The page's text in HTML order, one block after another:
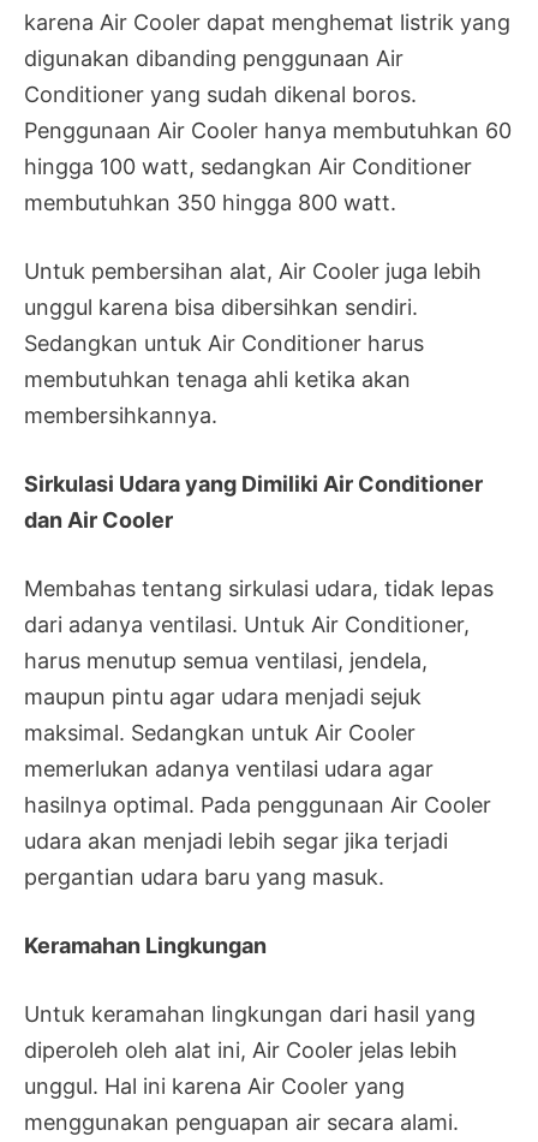
karena Air Cooler dapat menghemat listrik yang
digunakan dibanding penggunaan Air
Conditioner yang sudah dikenal boros.
Penggunaan Air Cooler hanya membutuhkan 60
hingga 100 watt, sedangkan Air Conditioner
membutuhkan 350 hingga 800 watt.
Untuk pembersihan alat, Air Cooler juga lebih
unggul karena bisa dibersihkan sendiri.
Sedangkan untuk Air Conditioner harus
membutuhkan tenaga ahli ketika akan
membersihkannya.
Sirkulasi Udara yang Dimiliki Air Conditioner
dan Air Cooler
Membahas tentang sirkulasi udara, tidak lepas
dari adanya ventilasi. Untuk Air Conditioner,
harus menutup semua ventilasi, jendela,
maupun pintu agar udara menjadi sejuk
maksimal. Sedangkan untuk Air Cooler
memerlukan adanya ventilasi udara agar
hasilnya optimal. Pada penggunaan Air Cooler
udara akan menjadi lebih segar jika terjadi
pergantian udara baru yang masuk.
Keramahan Lingkungan
Untuk keramahan lingkungan dari hasil yang
diperoleh oleh alat ini, Air Cooler jelas lebih
unggul. Hal ini karena Air Cooler yang
menggunakan penguapan air secara alami.